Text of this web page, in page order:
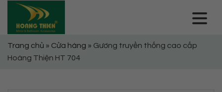
content
Trang chủ » Cửa hàng » Gương truyền thống cao cấp
Hoàng Thiện HT 704